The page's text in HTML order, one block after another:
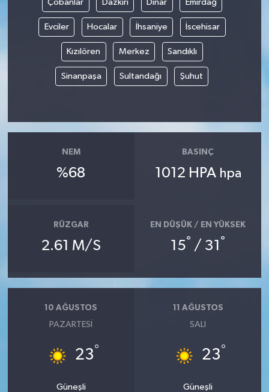
Çobanlar Dazkırı Dinar Emirdağ
Evciler Hocalar İhsaniye İscehisar
Kızılören Merkez Sandıklı
Sinanpaşa Sultandağı Şuhut
NEM
%68
BASINÇ
1012 HPA hpa
RÜZGAR
2.61 M/S
EN DÜŞÜK / EN YÜKSEK
15° / 31 °
10 AĞUSTOS
PAZARTESI
23°
Güneşli
11 AĞUSTOS
SALI
23°
Güneşli